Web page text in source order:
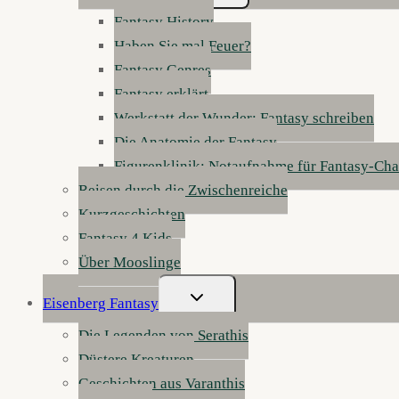
Fantasy History
Haben Sie mal Feuer?
Fantasy Genres
Fantasy erklärt
Werkstatt der Wunder: Fantasy schreiben
Die Anatomie der Fantasy
Figurenklinik: Notaufnahme für Fantasy-
Reisen durch die Zwischenreiche
Kurzgeschichten
Fantasy 4 Kids
Über Mooslinge
Eisenberg Fantasy
Untermenü
Umschalten
Die Legenden von Serathis
Düstere Kreaturen
Geschichten aus Varanthis